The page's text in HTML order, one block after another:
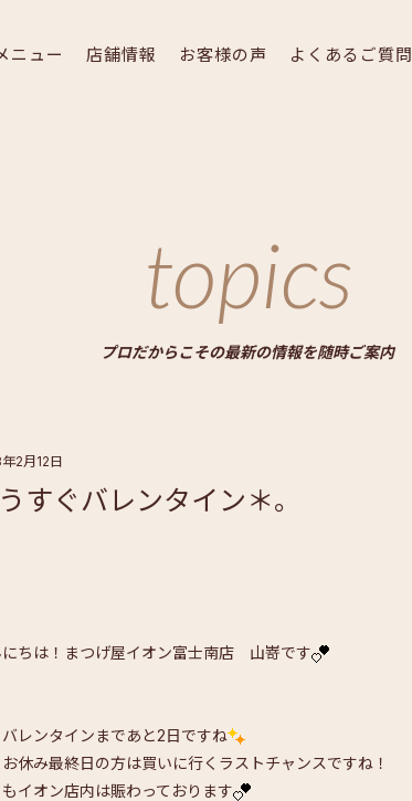
ニュー 店舗情報 お客様の声 よくあるご質問
topics
プロだからこその最新の情報を随時ご案内
2月12日
すぐバレンタイン＊。
ちは！まつげ屋イオン富士南店 山嵜です
レンタインまであと2日ですね
休み最終日の方は買いに行くラストチャンスですね！
イオン店内は賑わっております